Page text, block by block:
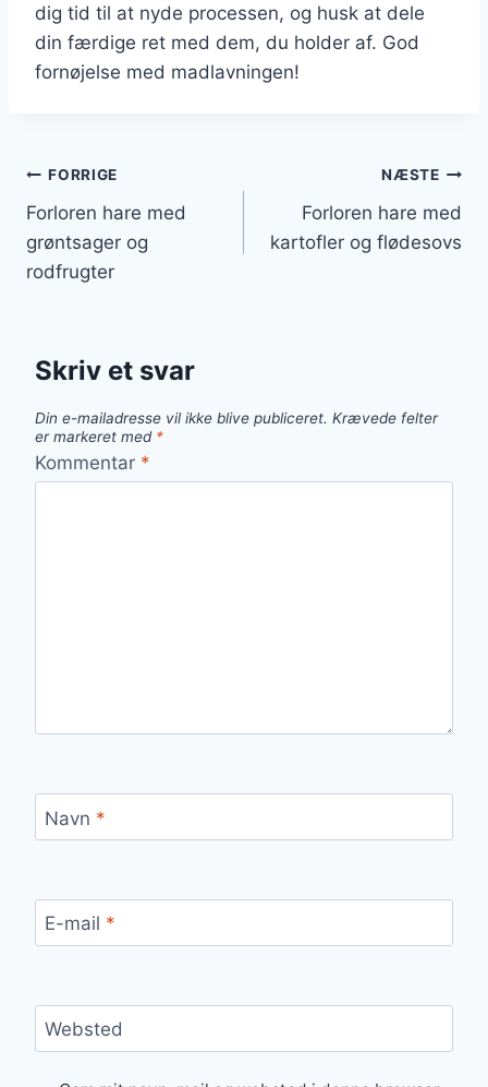
dig tid til at nyde processen, og husk at dele
din færdige ret med dem, du holder af. God
fornøjelse med madlavningen!
Indlægsnavigation
FORRIGE
Forloren hare med
grøntsager og
rodfrugter
NÆSTE
Forloren hare med
kartofler og flødesovs
Skriv et svar
Din e-mailadresse vil ikke blive publiceret. Krævede felter
er markeret med *
Kommentar *
Navn *
E-mail *
Websted